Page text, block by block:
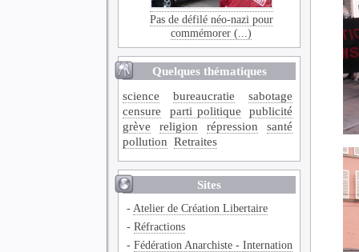
Pas de défilé néo-nazi pour
commémorer (...)
Quelques thématiques
science
bureaucratie
sabotage
censure
parti politique
publicité
grève
religion répression
santé
pollution Retraites
Sites
- Atelier de Création Libertaire
-Réfractions
-Fédération Anarchiste - Internation